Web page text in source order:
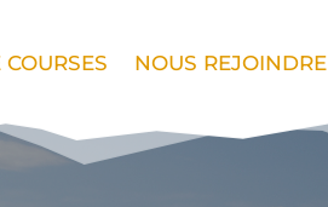
NOUS REJOINDRE